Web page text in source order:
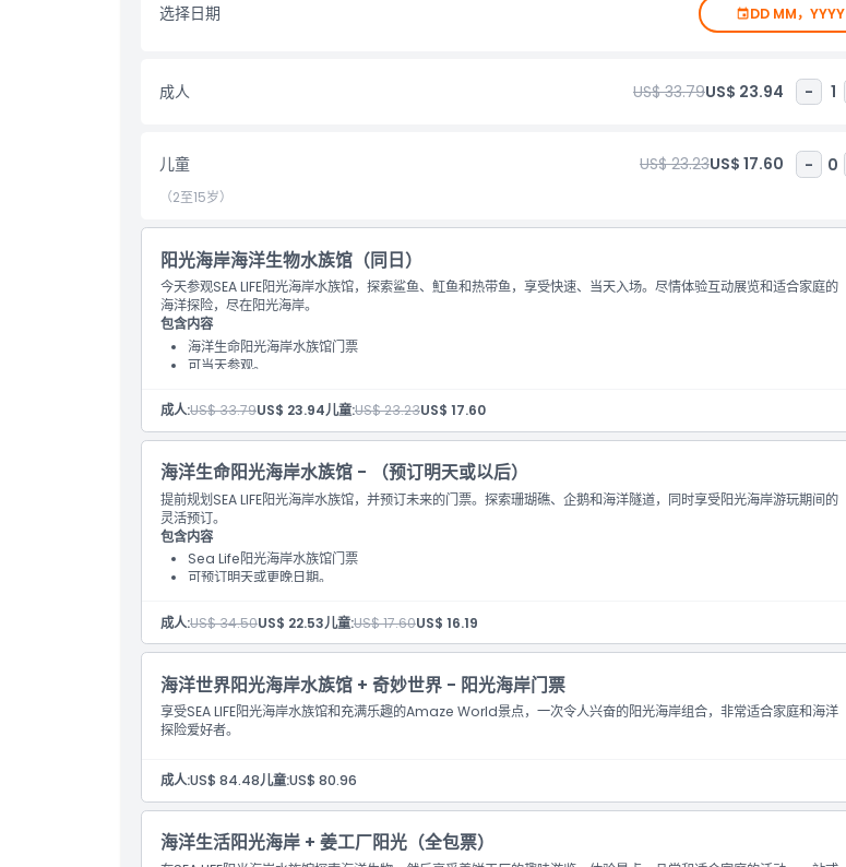
需要了解的事项
位置
如何到达那里
取消政策
选择日期 DD MM，YYYY
成人 US$ 33.79US$ 23.94 - 1
儿童 US$ 23.23US$ 17.60 - 0
（2至15岁）
阳光海岸海洋生物水族馆（同日）
今天参观SEA LIFE阳光海岸水族馆，探索鲨鱼、魟鱼和热带鱼，享受快速、当天入场。尽情体验互动展览和适合家庭的
海洋探险，尽在阳光海岸。
包含内容
海洋生命阳光海岸水族馆门票
可当天参观。
成人:US$ 33.79US$ 23.94儿童:US$ 23.23US$ 17.60
海洋生命阳光海岸水族馆 - （预订明天或以后）
提前规划SEA LIFE阳光海岸水族馆，并预订未来的门票。探索珊瑚礁、企鹅和海洋隧道，同时享受阳光海岸游玩期间的
灵活预订。
包含内容
Sea Life阳光海岸水族馆门票
可预订明天或更晚日期。
成人:US$ 34.50US$ 22.53儿童:US$ 17.60US$ 16.19
海洋世界阳光海岸水族馆 + 奇妙世界 - 阳光海岸门票
享受SEA LIFE阳光海岸水族馆和充满乐趣的Amaze World景点，一次令人兴奋的阳光海岸组合，非常适合家庭和海洋
探险爱好者。
成人:US$ 84.48儿童:US$ 80.96
海洋生活阳光海岸 + 姜工厂阳光（全包票）